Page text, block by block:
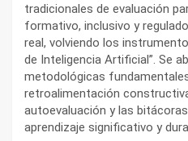
tradicionales de evaluación
formativo, inclusivo y
real, volviendo los
de Inteligencia Artificial”. Se
metodológicas
retroalimentación
autoevaluación y las
aprendizaje significativo y